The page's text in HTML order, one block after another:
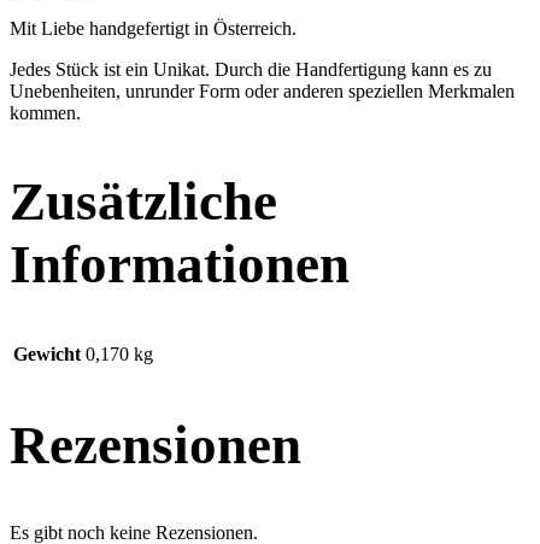
Mit Liebe handgefertigt in Österreich.
Jedes Stück ist ein Unikat. Durch die Handfertigung kann es zu
Unebenheiten, unrunder Form oder anderen speziellen Merkmalen
kommen.
Zusätzliche
Informationen
Gewicht 0,170 kg
Rezensionen
Es gibt noch keine Rezensionen.